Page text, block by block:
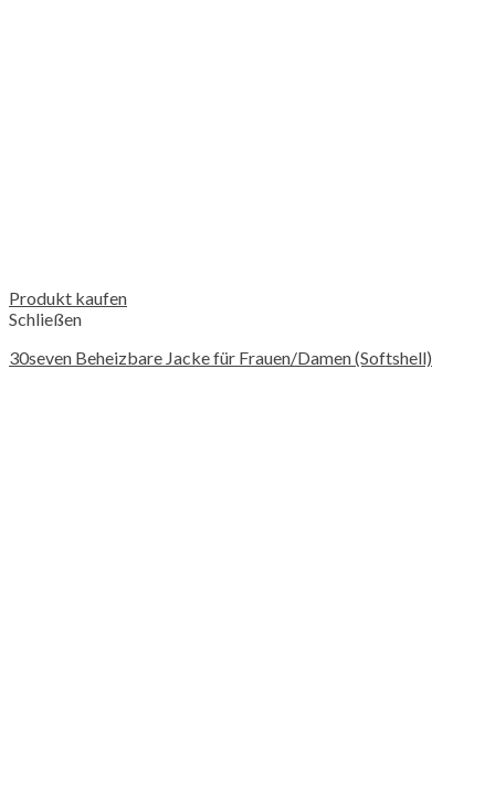
Produkt kaufen
Schließen
30seven Beheizbare Jacke für Frauen/Damen (Softshell)